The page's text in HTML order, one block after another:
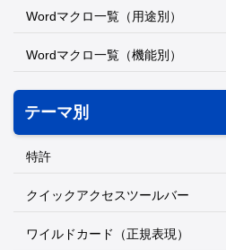
Wordマクロ一覧（用途別）
Wordマクロ一覧（機能別）
テーマ別
特許
クイックアクセスツールバー
ワイルドカード（正規表現）